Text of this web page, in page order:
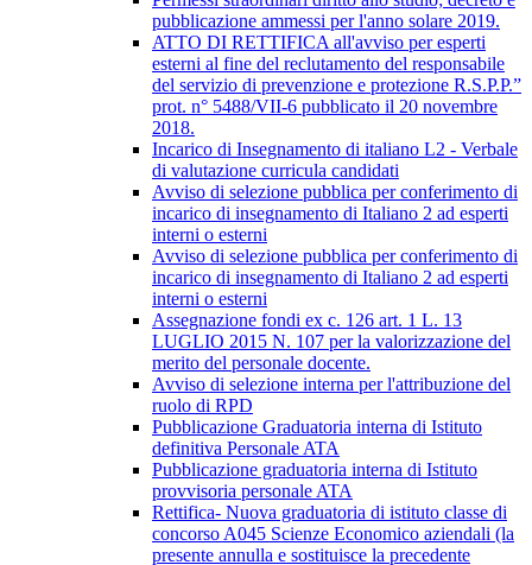
pubblicazione ammessi per l'anno solare 2019.
ATTO DI RETTIFICA all'avviso per esperti
esterni al fine del reclutamento del responsabile
del servizio di prevenzione e protezione R.S.P.P.”
prot. n° 5488/VII-6 pubblicato il 20 novembre
2018.
Incarico di Insegnamento di italiano L2 - Verbale
di valutazione curricula candidati
Avviso di selezione pubblica per conferimento di
incarico di insegnamento di Italiano 2 ad esperti
interni o esterni
Avviso di selezione pubblica per conferimento di
incarico di insegnamento di Italiano 2 ad esperti
interni o esterni
Assegnazione fondi ex c. 126 art. 1 L. 13
LUGLIO 2015 N. 107 per la valorizzazione del
merito del personale docente.
Avviso di selezione interna per l'attribuzione del
ruolo di RPD
Pubblicazione Graduatoria interna di Istituto
definitiva Personale ATA
Pubblicazione graduatoria interna di Istituto
provvisoria personale ATA
Rettifica- Nuova graduatoria di istituto classe di
concorso A045 Scienze Economico aziendali (la
presente annulla e sostituisce la precedente